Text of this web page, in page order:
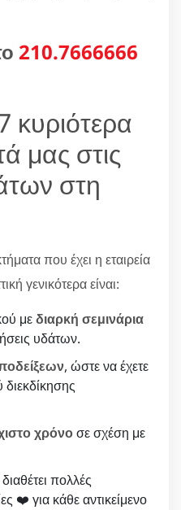
210.7666666
κυριότερα
μας στις
στη
που έχει η εταιρεία
γενικότερα είναι:
μεδιαρκή σεμινάρια
υδάτων.
, ώστε να έχετε
χρόνοσε σχέση με
διαθέτει πολλές
❤️ για κάθε αντικείμενο